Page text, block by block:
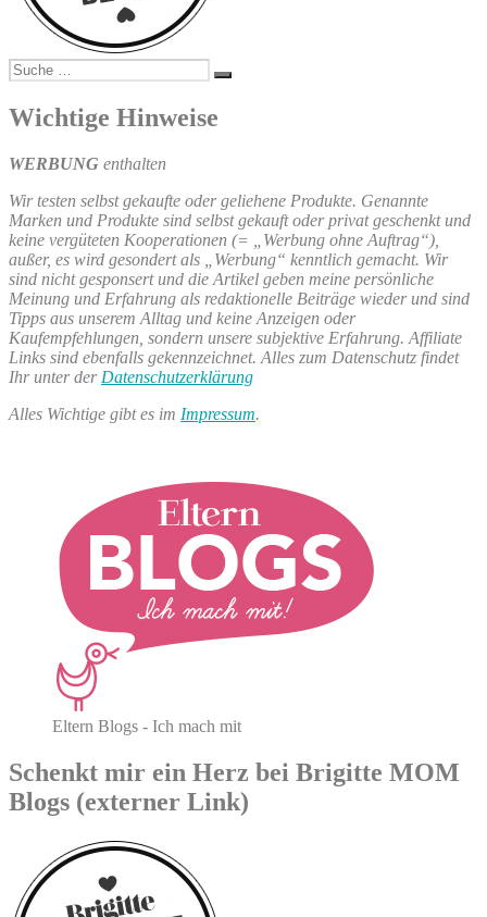
Suche
nach:
Suchen
Wichtige Hinweise
WERBUNG enthalten
Wir testen selbst gekaufte oder geliehene Produkte. Genannte
Marken und Produkte sind selbst gekauft oder privat geschenkt und
keine vergüteten Kooperationen (= „Werbung ohne Auftrag“),
außer, es wird gesondert als „Werbung“ kenntlich gemacht. Wir
sind nicht gesponsert und die Artikel geben meine persönliche
Meinung und Erfahrung als redaktionelle Beiträge wieder und sind
Tipps aus unserem Alltag und keine Anzeigen oder
Kaufempfehlungen, sondern unsere subjektive Erfahrung. Affiliate
Links sind ebenfalls gekennzeichnet. Alles zum Datenschutz findet
Ihr unter der Datenschutzerklärung
Alles Wichtige gibt es im Impressum.
Eltern Blogs - Ich mach mit
Schenkt mir ein Herz bei Brigitte MOM
Blogs (externer Link)